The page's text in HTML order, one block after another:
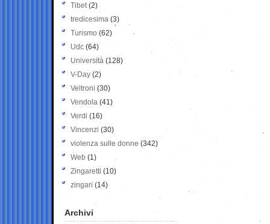
Tibet(2)
tredicesima (3)
Turismo (62)
Udc (64)
Università (128)
V-Day (2)
Veltroni (30)
Vendola (41)
Verdi (16)
Vincenzi (30)
violenza sulle donne (342)
Web (1)
Zingaretti (10)
zingari (14)
Archivi